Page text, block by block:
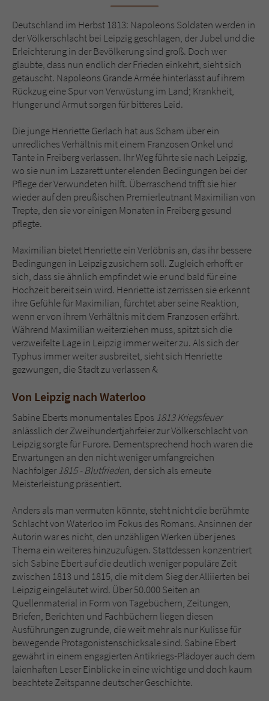
Deutschland im Herbst 1813: Napoleons Soldaten werden in
der Völkerschlacht bei Leipzig geschlagen, der Jubel und die
Erleichterung in der Bevölkerung sind groß. Doch wer
glaubte, dass nun endlich der Frieden einkehrt, sieht sich
getäuscht. Napoleons Grande Armée hinterlässt auf ihrem
Rückzug eine Spur von Verwüstung im Land; Krankheit,
Hunger und Armut sorgen für bitteres Leid.
Die junge Henriette Gerlach hat aus Scham über ein
unredliches Verhältnis mit einem Franzosen Onkel und
Tante in Freiberg verlassen. Ihr Weg führte sie nach Leipzig,
wo sie nun im Lazarett unter elenden Bedingungen bei der
Pflege der Verwundeten hilft. Überraschend trifft sie hier
wieder auf den preußischen Premierleutnant Maximilian von
Trepte, den sie vor einigen Monaten in Freiberg gesund
pflegte.
Maximilian bietet Henriette ein Verlöbnis an, das ihr bessere
Bedingungen in Leipzig zusichern soll. Zugleich erhofft er
sich, dass sie ähnlich empfindet wie er und bald für eine
Hochzeit bereit sein wird. Henriette ist zerrissen sie erkennt
ihre Gefühle für Maximilian, fürchtet aber seine Reaktion,
wenn er von ihrem Verhältnis mit dem Franzosen erfährt.
Während Maximilian weiterziehen muss, spitzt sich die
verzweifelte Lage in Leipzig immer weiter zu. Als sich der
Typhus immer weiter ausbreitet, sieht sich Henriette
gezwungen, die Stadt zu verlassen &
Von Leipzig nach Waterloo
Sabine Eberts monumentales Epos 1813 Kriegsfeuer
anlässlich der Zweihundertjahrfeier zur Völkerschlacht von
Leipzig sorgte für Furore. Dementsprechend hoch waren die
Erwartungen an den nicht weniger umfangreichen
Nachfolger1815 - Blutfrieden, der sich als erneute
Meisterleistung präsentiert.
Anders als man vermuten könnte, steht nicht die berühmte
Schlacht von Waterloo im Fokus des Romans. Ansinnen der
Autorin war es nicht, den unzähligen Werken über jenes
Thema ein weiteres hinzuzufügen. Stattdessen konzentriert
sich Sabine Ebert auf die deutlich weniger populäre Zeit
zwischen 1813 und 1815, die mit dem Sieg der Alliierten bei
Leipzig eingeläutet wird. Über 50.000 Seiten an
Quellenmaterial in Form von Tagebüchern, Zeitungen,
Briefen, Berichten und Fachbüchern liegen diesen
Ausführungen zugrunde, die weit mehr als nur Kulisse für
bewegende Protagonistenschicksale sind. Sabine Ebert
gewährt in einem engagierten Antikriegs-Plädoyer auch dem
laienhaften Leser Einblicke in eine wichtige und doch kaum
beachtete Zeitspanne deutscher Geschichte.
Sicherheitscode des Kontaktformulars zu